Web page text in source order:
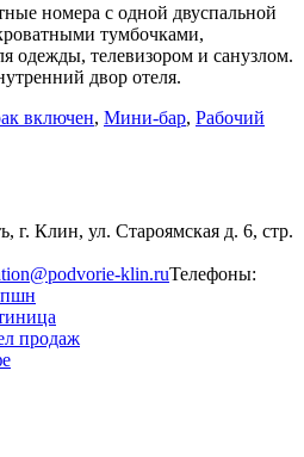
номера с одной двуспальной
тумбочками,
одежды, телевизором и санузлом.
двор отеля.
включен, Мини-бар, Рабочий
г. Клин, ул. Староямская д. 6, стр.
klin.ruТелефоны:
продаж